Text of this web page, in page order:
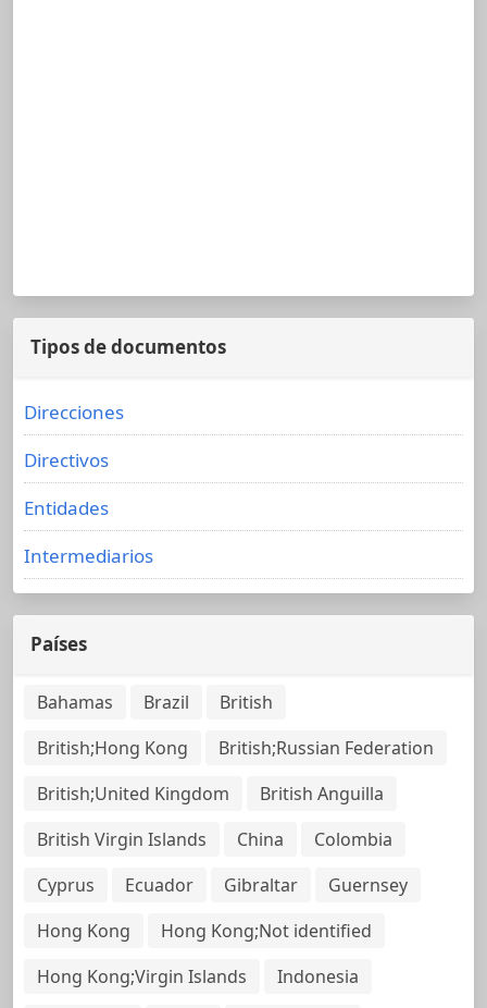
Tipos de documentos
Direcciones
Directivos
Entidades
Intermediarios
Países
Bahamas Brazil
British
British;Hong Kong
British;Russian Federation
British;United Kingdom
British Anguilla
British Virgin Islands
China
Colombia
Cyprus
Ecuador Gibraltar
Guernsey
Hong Kong
Hong Kong;Not identified
Hong Kong;Virgin Islands
Indonesia